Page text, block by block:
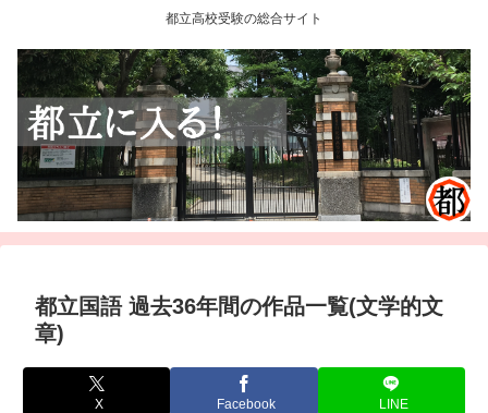
都立高校受験の総合サイト
都立国語 過去36年間の作品一覧(文学的文
章)
X Facebook LINE